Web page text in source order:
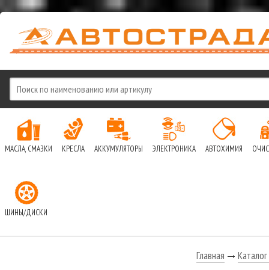
МАСЛА, СМАЗКИ КРЕСЛА АККУМУЛЯТОРЫ ЭЛЕКТРОНИКА АВТОХИМИЯ
ШИНЫ/ДИСКИ
Главная